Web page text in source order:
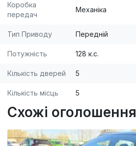
Коробка
передач
Механіка
Тип Приводу Передній
Потужність 128 к.с.
Кількість дверей 5
Кількість місць 5
Схожі оголошення